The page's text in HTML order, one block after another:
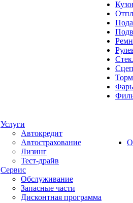
Услуги
Автокредит
Автострахование
Лизинг
Тест-драйв
Сервис
Обслуживание
Запасные части
Дисконтная программа
О